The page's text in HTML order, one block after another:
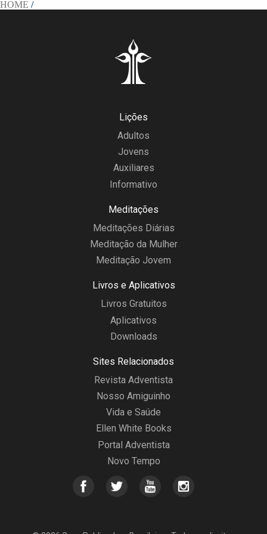
HOME /
Lições
Adultos
Jovens
Auxiliares
Informativo
Meditações
Meditações Diárias
Meditação da Mulher
Meditação Jovem
Livros e Aplicativos
Livros Gratuitos
Aplicativos
Downloads
Sites Relacionados
Revista Adventista
Nosso Amiguinho
Vida e Saúde
Ellen White Books
Portal Adventista
Novo Tempo